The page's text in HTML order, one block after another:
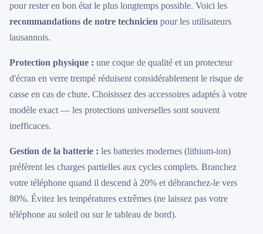
pour rester en bon état le plus longtemps possible. Voici les
recommandations de notre technicien pour les utilisateurs
lausannois.
Protection physique : une coque de qualité et un protecteur
d'écran en verre trempé réduisent considérablement le risque de
casse en cas de chute. Choisissez des accessoires adaptés à votre
modèle exact — les protections universelles sont souvent
inefficaces.
Gestion de la batterie : les batteries modernes (lithium-ion)
préfèrent les charges partielles aux cycles complets. Branchez
votre téléphone quand il descend à 20% et débranchez-le vers
80%. Évitez les températures extrêmes (ne laissez pas votre
téléphone au soleil ou sur le tableau de bord).